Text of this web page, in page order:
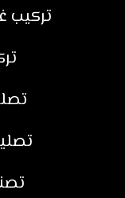
تركيب